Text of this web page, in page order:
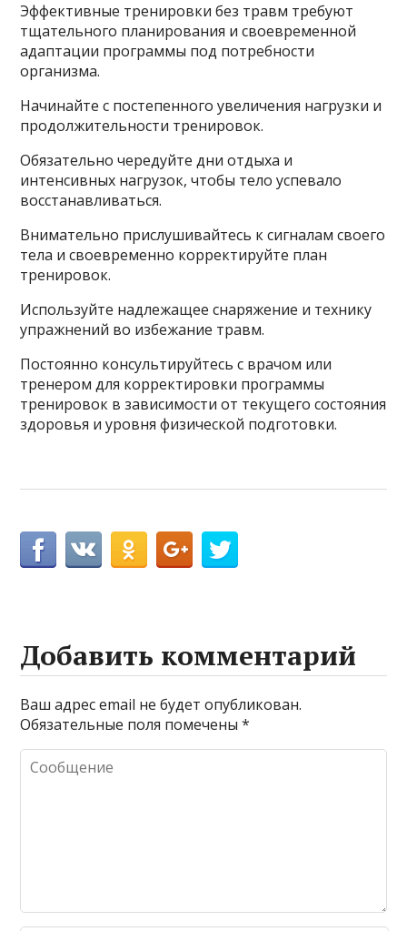
Эффективные тренировки без травм требуют
тщательного планирования и своевременной
адаптации программы под потребности
организма.
Начинайте с постепенного увеличения нагрузки и
продолжительности тренировок.
Обязательно чередуйте дни отдыха и
интенсивных нагрузок, чтобы тело успевало
восстанавливаться.
Внимательно прислушивайтесь к сигналам своего
тела и своевременно корректируйте план
тренировок.
Используйте надлежащее снаряжение и технику
упражнений во избежание травм.
Постоянно консультируйтесь с врачом или
тренером для корректировки программы
тренировок в зависимости от текущего состояния
здоровья и уровня физической подготовки.
Добавить комментарий
Ваш адрес email не будет опубликован.
Обязательные поля помечены*